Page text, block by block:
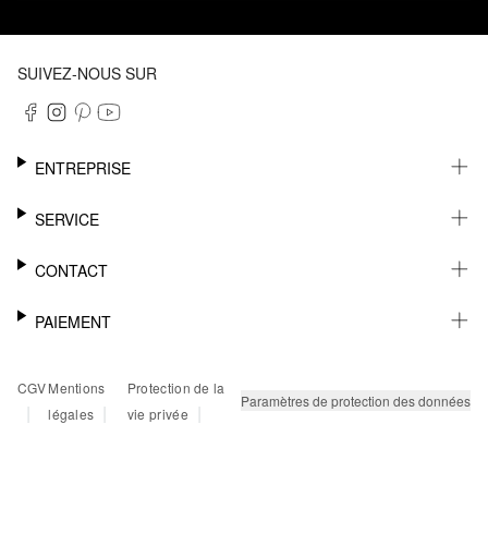
SUIVEZ-NOUS SUR
ENTREPRISE
CARRIÈRE
SERVICE
NEWSLETTER
MÉMO
RETOURS
FAQ
CONTACT
AIDE
PAIEMENT
PAYPAL
CARTE BANCAIRE
CGV
|
Mentions
légales |
Protection de la
vie privée
| Paramètres de protection des données